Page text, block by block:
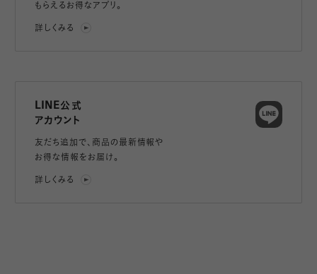
もらえるお得なアプリ。
詳しくみる
LINE公式
アカウント
友だち追加で、 商品の最新情報や
お得な情報をお届け。
詳しくみる